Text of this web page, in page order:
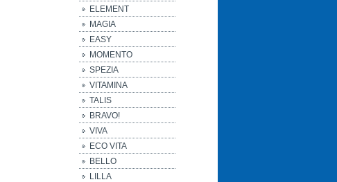
ELEMENT
MAGIA
EASY
MOMENTO
SPEZIA
VITAMINA
TALIS
BRAVO!
VIVA
ECO VITA
BELLO
LILLA